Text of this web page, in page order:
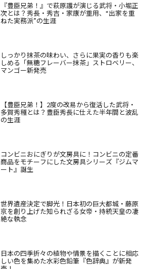
『豊臣兄弟！』で萩原護が演じる武将・小堀正
次とは？秀長・秀吉・家康が重用、“出家を重
ねた実務派”の生涯
しっかり抹茶の味わい、さらに果実の香りも楽
しめる「無糖フレーバー抹茶」ストロベリー、
マンゴー新発売
【豊臣兄弟！】2度の改易から復活した武将・
多賀秀種とは？豊臣秀長に仕えた半年間と波乱
の生涯
コンビニおにぎりが文房具に！コンビニの定番
商品をモチーフにした文房具シリーズ『ジムマ
ート』誕生
世界遺産決定で脚光！日本初の巨大都城・藤原
京を創り上げた知られざる女帝・持統天皇の凄
絶な執念
日本の四季折々の植物や情景を描くことに相応
しい色を集めた水彩色鉛筆『色辞典』が新発